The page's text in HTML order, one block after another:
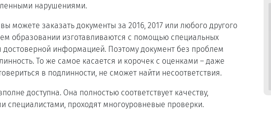
нарушениями.
можете заказать документы за 2016, 2017 или любого другого
образовании изготавливаются с помощью специальных
информацией. Поэтому документ без проблем
То же самое касается и корочек с оценками – даже
в подлинности, не сможет найти несоответствия.
доступна. Она полностью соответствует качеству,
проходят многоуровневые проверки.